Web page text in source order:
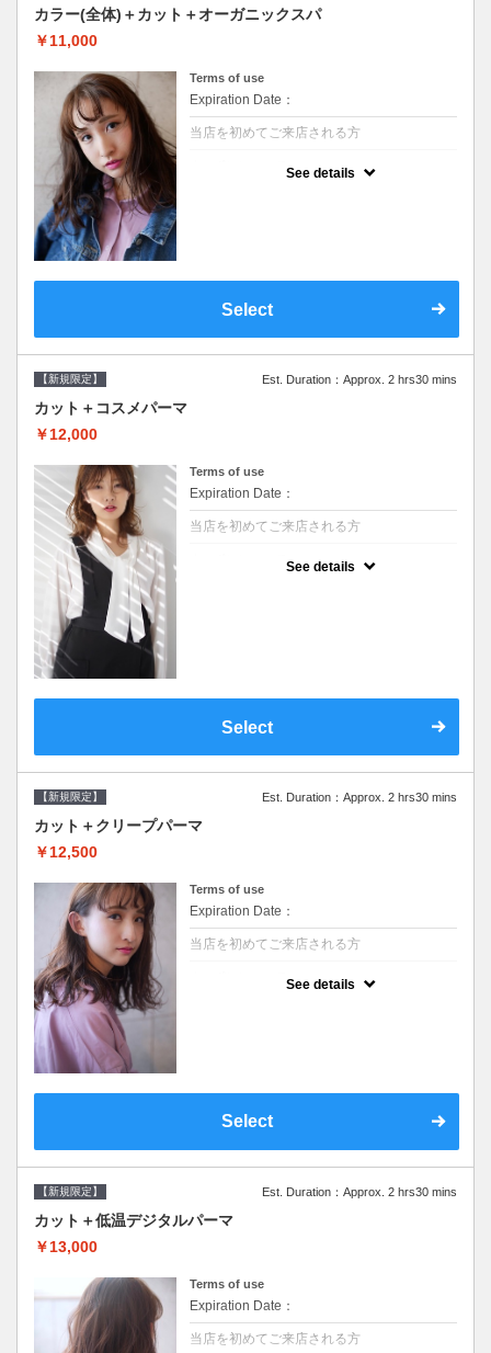
カラー(全体)＋カット＋オーガニックスパ
￥11,000
Terms of use
Expiration Date：
当店を初めてご来店される方
See details
Select
【新規限定】 Est. Duration：Approx. 2 hrs30 mins
カット＋コスメパーマ
￥12,000
Terms of use
Expiration Date：
当店を初めてご来店される方
See details
Select
【新規限定】 Est. Duration：Approx. 2 hrs30 mins
カット＋クリープパーマ
￥12,500
Terms of use
Expiration Date：
当店を初めてご来店される方
See details
Select
【新規限定】 Est. Duration：Approx. 2 hrs30 mins
カット＋低温デジタルパーマ
￥13,000
Terms of use
Expiration Date：
当店を初めてご来店される方